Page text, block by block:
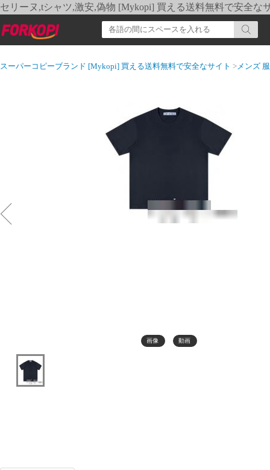
セリーヌ,tシャツ,激安,偽物 [Mykopi] 買える送料無料で安全な
スーパーコピーブランド [Mykopi] 買える送料無料で安全なサイト >メンズ 服
画像 動画